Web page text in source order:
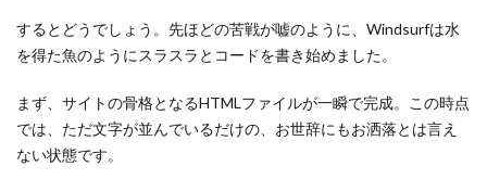
するとどうでしょう。先ほどの苦戦が嘘のように、Windsurfは水
を得た魚のようにスラスラとコードを書き始めました。
まず、サイトの骨格となるHTMLファイルが一瞬で完成。この時点
では、ただ文字が並んでいるだけの、お世辞にもお洒落とは言え
ない状態です。